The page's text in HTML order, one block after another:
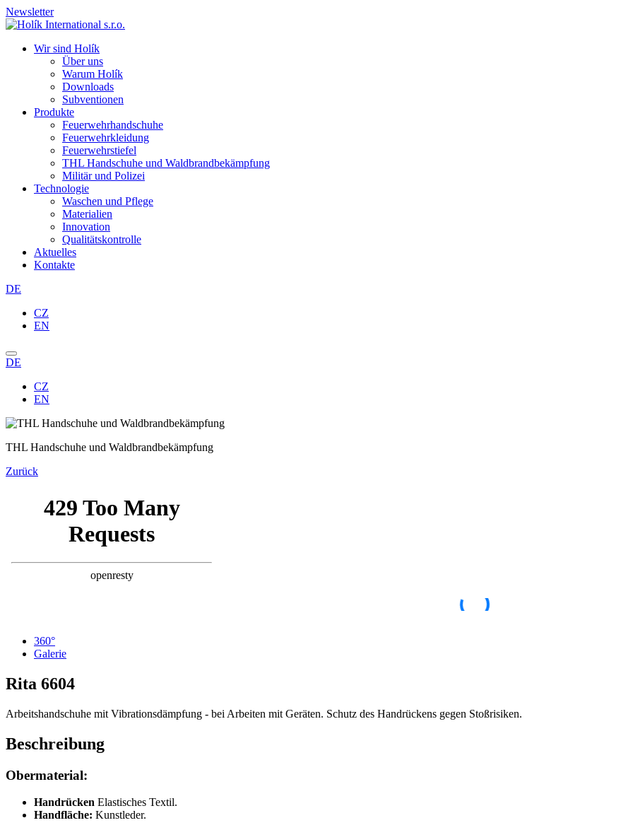
Newsletter
Wir sind Holík
Über uns
Warum Holík
Downloads
Subventionen
Produkte
Feuerwehrhandschuhe
Feuerwehrkleidung
Feuerwehrstiefel
THL Handschuhe und Waldbrandbekämpfung
Militär und Polizei
Technologie
Waschen und Pflege
Materialien
Innovation
Qualitätskontrolle
Aktuelles
Kontakte
DE
CZ
EN
DE
CZ
EN
THL Handschuhe und Waldbrandbekämpfung
Zurück
360°
Galerie
Rita 6604
Arbeitshandschuhe mit Vibrationsdämpfung - bei Arbeiten mit Geräten. Schutz des Handrückens gegen Stoßrisiken.
Beschreibung
Obermaterial:
Handrücken Elastisches Textil.
Handfläche: Kunstleder.